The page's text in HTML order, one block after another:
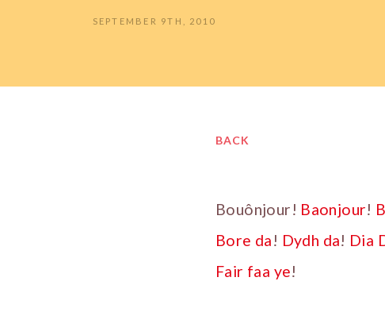
SEPTEMBER 9TH, 2010
BACK
Bouônjour! Baonjour!
Bore da! Dydh da! Dia
Fair faa ye!